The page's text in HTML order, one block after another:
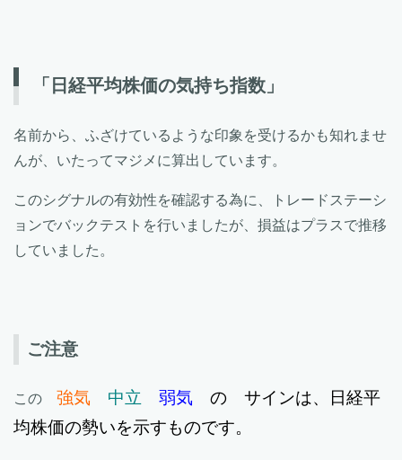
「日経平均株価の気持ち指数」
名前から、ふざけているような印象を受けるかも知れませ
んが、いたってマジメに算出しています。
このシグナルの有効性を確認する為に、トレードステーシ
ョンでバックテストを行いましたが、損益はプラスで推移
していました。
ご注意
この 強気 中立 弱気 の サインは、日経平
均株価の勢いを示すものです。